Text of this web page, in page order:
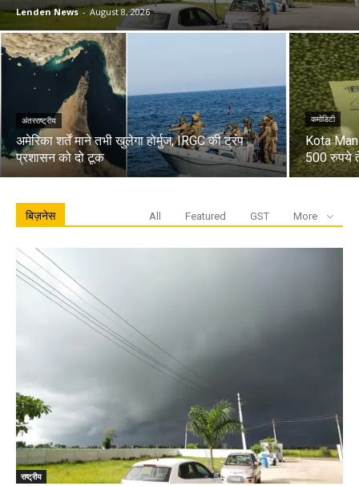
Lenden News - August 8, 2026
अंतरराष्ट्रीय
अमेरिका शर्तें माने तभी खुलेगा होर्मुज, IRGC की ट्रंप
प्रशासन को दो टूक
कमोडिटी
Kota
500 रुपये
बिज़नेस All Featured GST More
राष्ट्रीय